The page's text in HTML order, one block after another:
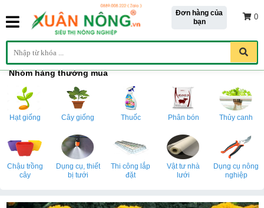
Đơn hàng của
bạn
0
Nhóm hàng thường mua
Hạt giống Cây giống Thuốc Phân bón Thủy canh
Chậu trồng
cây
Dụng cụ, thiết
bị tưới
Thi công lắp
đặt
Vật tư nhà
lưới
Dụng cụ nông
nghiệp